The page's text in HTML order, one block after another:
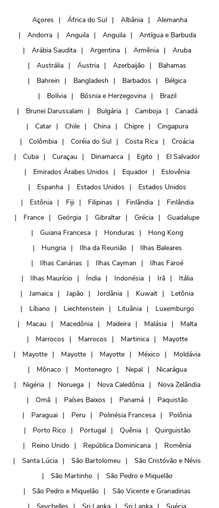
Açores África do Sul Albânia
Alemanha
Andorra
Anguila Anguila
Antígua e Barbuda
Arábia Saudita
Argentina Armênia
Aruba
Austrália
Áustria Azerbaijão
Bahamas
Bahrein
Bangladesh Barbados
Bélgica
Bolívia
Bósnia e Herzegovina
Brazil
Brunei Darussalam
Bulgária Camboja
Canadá
Catar
Chile China Chipre
Cingapura
Colômbia
Coréia do Sul Costa Rica
Croácia
Cuba
Curaçau Dinamarca Egito
El Salvador
Emirados Árabes Unidos
Equador
Eslovênia
Espanha
Estados Unidos
Estados Unidos
Estônia
Fiji Filipinas Finlândia
Finlândia
France
Geórgia Gibraltar Grécia
Guadalupe
Guiana Francesa
Honduras
Hong Kong
Hungria
Ilha da Reunião
Ilhas Baleares
Ilhas Canárias
Ilhas Cayman
Ilhas Faroé
Ilhas Maurício
Índia Indonésia Irã
Itália
Jamaica
Japão Jordânia Kuwait
Letônia
Líbano
Liechtenstein Lituânia
Luxemburgo
Macau
Macedônia Madeira Malásia
Malta
Marrocos
Marrocos Martinica
Mayotte
Mayotte
Mayotte Mayotte México
Moldávia
Mônaco
Montenegro Nepal
Nicarágua
Nigéria
Noruega Nova Caledônia
Nova Zelândia
Omã
Países Baixos Panamá
Paquistão
Paraguai
Peru Polinésia Francesa
Polônia
Porto Rico
Portugal Quênia
Quirguistão
Reino Unido
República Dominicana
Romênia
Santa Lúcia
São Bartolomeu
São Cristóvão e Névis
São Martinho
São Pedro e Miquelão
São Pedro e Miquelão
São Vicente e Granadinas